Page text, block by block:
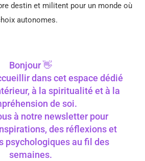
destin et militent pour un monde où
autonomes.
Bonjour 👋
dans cet espace dédié
à la spiritualité et à la
de soi.
à notre newsletter pour
des réflexions et
psychologiques au fil des
semaines.